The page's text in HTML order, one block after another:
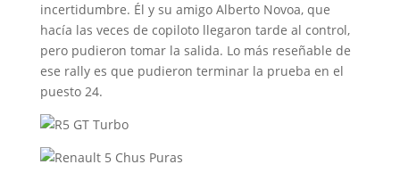
incertidumbre. Él y su amigo Alberto Novoa, que
hacía las veces de copiloto llegaron tarde al control,
pero pudieron tomar la salida. Lo más reseñable de
ese rally es que pudieron terminar la prueba en el
puesto 24.